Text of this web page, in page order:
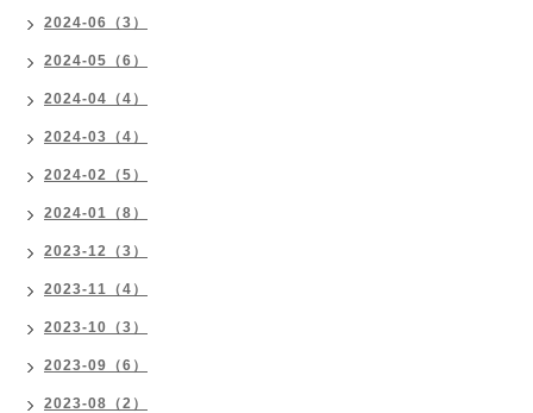
2024-06（3）
2024-05（6）
2024-04（4）
2024-03（4）
2024-02（5）
2024-01（8）
2023-12（3）
2023-11（4）
2023-10（3）
2023-09（6）
2023-08（2）